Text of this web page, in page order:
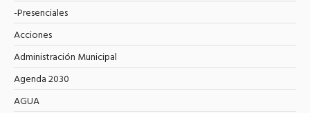
-Presenciales
Acciones
Administración Municipal
Agenda 2030
AGUA